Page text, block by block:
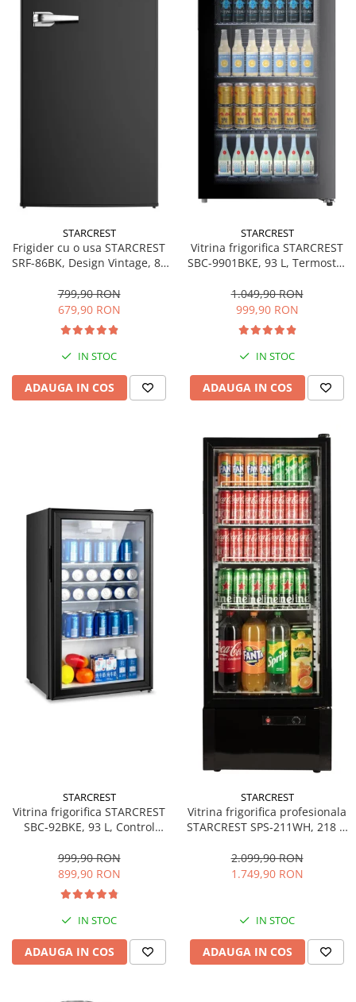
Uscatoare de par
STARCREST
Frigider cu o usa STARCREST
SRF-86BK, Design Vintage, 85
interioara, H 84 cm, Negru
799,90 RON
679,90 RON
IN STOC
ADAUGA IN COS
STARCREST
Vitrina frigorifica STARCREST
SBC-9901BKE, 93 L, Termostat
sticla, H 84.5 cm, Negru
1.049,90 RON
999,90 RON
IN STOC
ADAUGA IN COS
STARCREST
Vitrina frigorifica STARCREST
SBC-92BKE, 93 L, Control
83.2 cm, Negru
999,90 RON
899,90 RON
IN STOC
ADAUGA IN COS
STARCREST
Vitrina frigorifica profesionala
STARCREST SPS-211WH, 218 L,
LED, H 141 cm, Negru
2.099,90 RON
1.749,90 RON
IN STOC
ADAUGA IN COS